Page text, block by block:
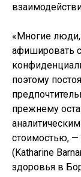
«Многие люди,
афишировать
поэтому
прежнему
стоимостью, —
(Katharine
здоровья в